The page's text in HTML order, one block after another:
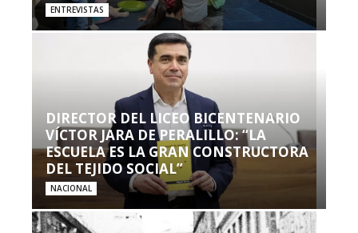
ENTREVISTAS
DIRECTOR DEL LICEO BICENTENARIO
VÍCTOR JARA DE PERALILLO: “LA
ESCUELA ES LA GRAN CONSTRUCTORA
DEL TEJIDO SOCIAL”
NACIONAL